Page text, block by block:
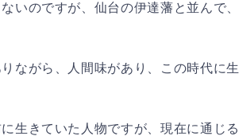
いのですが、仙台の伊達藩と並んで、
ながら、人間味があり、この時代に生
生きていた人物ですが、現在に通じる